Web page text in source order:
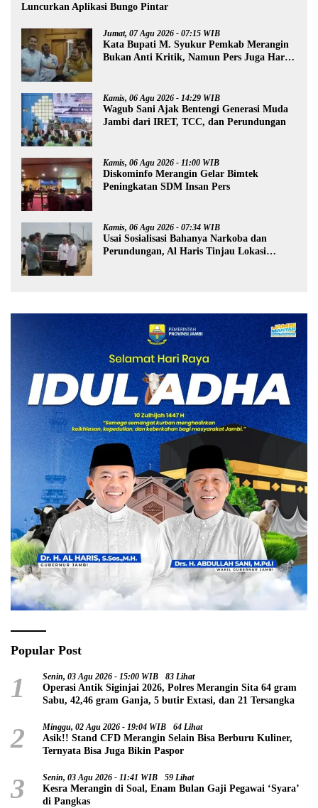
Luncurkan Aplikasi Bungo Pintar
Jumat, 07 Agu 2026 - 07:15 WIB
Kata Bupati M. Syukur Pemkab Merangin
Bukan Anti Kritik, Namun Pers Juga Harus
Kamis, 06 Agu 2026 - 14:29 WIB
Wagub Sani Ajak Bentengi Generasi Muda
Jambi dari IRET, TCC, dan Perundungan
Kamis, 06 Agu 2026 - 11:00 WIB
Diskominfo Merangin Gelar Bimtek
Peningkatan SDM Insan Pers
Kamis, 06 Agu 2026 - 07:34 WIB
Usai Sosialisasi Bahanya Narkoba dan
Perundungan, Al Haris Tinjau Lokasi
Popular Post
1 Senin, 03 Agu 2026 - 15:00 WIB 83 Lihat
Operasi Antik Siginjai 2026, Polres Merangin Sita 64 gram
Sabu, 42,46 gram Ganja, 5 butir Extasi, dan 21 Tersangka
2 Minggu, 02 Agu 2026 - 19:04 WIB 64 Lihat
Asik!! Stand CFD Merangin Selain Bisa Berburu Kuliner,
Ternyata Bisa Juga Bikin Paspor
3 Senin, 03 Agu 2026 - 11:41 WIB 59 Lihat
Kesra Merangin di Soal, Enam Bulan Gaji Pegawai ‘Syara’
di Pangkas